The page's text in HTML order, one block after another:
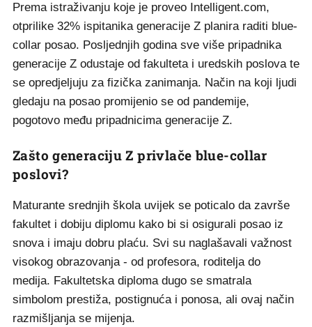
Prema istraživanju koje je proveo Intelligent.com,
otprilike 32% ispitanika generacije Z planira raditi blue-
collar posao. Posljednjih godina sve više pripadnika
generacije Z odustaje od fakulteta i uredskih poslova te
se opredjeljuju za fizička zanimanja. Način na koji ljudi
gledaju na posao promijenio se od pandemije,
pogotovo među pripadnicima generacije Z.
Zašto generaciju Z privlače blue-collar
poslovi?
Maturante srednjih škola uvijek se poticalo da završe
fakultet i dobiju diplomu kako bi si osigurali posao iz
snova i imaju dobru plaću. Svi su naglašavali važnost
visokog obrazovanja - od profesora, roditelja do
medija. Fakultetska diploma dugo se smatrala
simbolom prestiža, postignuća i ponosa, ali ovaj način
razmišljanja se mijenja.